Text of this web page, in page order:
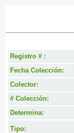
Registro # :
Fecha Colección:
Colector:
# Colección:
Determina:
Tipo: